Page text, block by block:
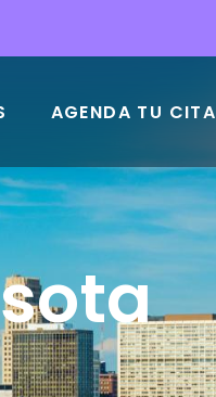
AGENDA TU CITA